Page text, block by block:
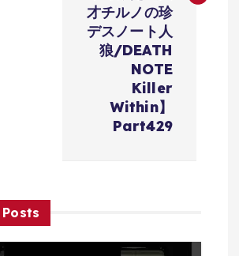
才チルノの珍
デスノート人
狼/DEATH
NOTE
Killer
Within】
Part429